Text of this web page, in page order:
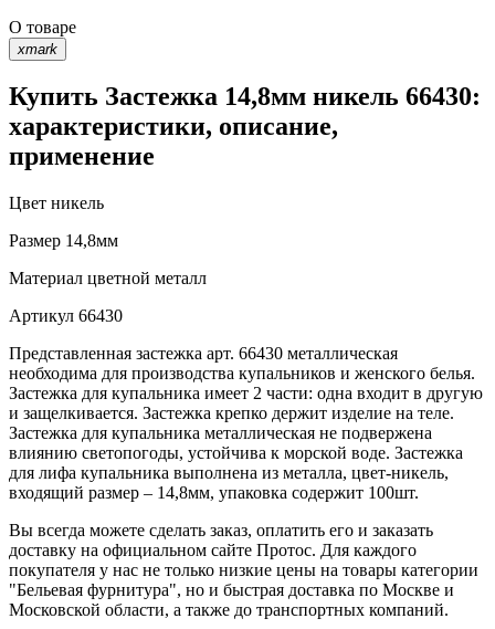
О товаре
xmark
Купить Застежка 14,8мм никель 66430:
характеристики, описание,
применение
Цвет никель
Размер 14,8мм
Материал цветной металл
Артикул 66430
Представленная застежка арт. 66430 металлическая
необходима для производства купальников и женского белья.
Застежка для купальника имеет 2 части: одна входит в другую
и защелкивается. Застежка крепко держит изделие на теле.
Застежка для купальника металлическая не подвержена
влиянию светопогоды, устойчива к морской воде. Застежка
для лифа купальника выполнена из металла, цвет-никель,
входящий размер – 14,8мм, упаковка содержит 100шт.
Вы всегда можете сделать заказ, оплатить его и заказать
доставку на официальном сайте Протос. Для каждого
покупателя у нас не только низкие цены на товары категории
"Бельевая фурнитура", но и быстрая доставка по Москве и
Московской области, а также до транспортных компаний.